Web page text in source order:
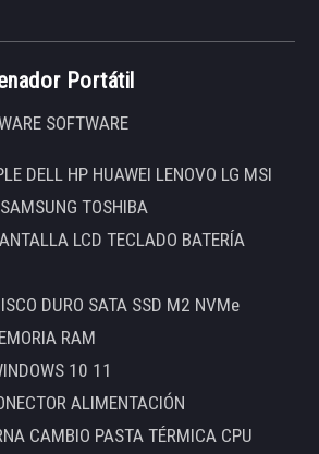
Portátil
SOFTWARE
DELL HP HUAWEI LENOVO LG MSI
TOSHIBA
LCD TECLADO BATERÍA
DURO SATA SSD M2 NVMe
RAM
10 11
ALIMENTACIÓN
CAMBIO PASTA TÉRMICA CPU